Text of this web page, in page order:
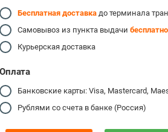
Бесплатная доставка до терминала
Самовывоз из пункта выдачибесплатно
Курьерская доставка
Оплата
Банковские карты: Visa, Mastercard,
Рублями со счета в банке (Россия)